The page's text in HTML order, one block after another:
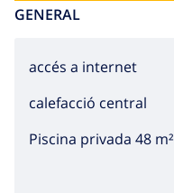
GENERAL
accés a internet
calefacció central
Piscina privada 48 m²